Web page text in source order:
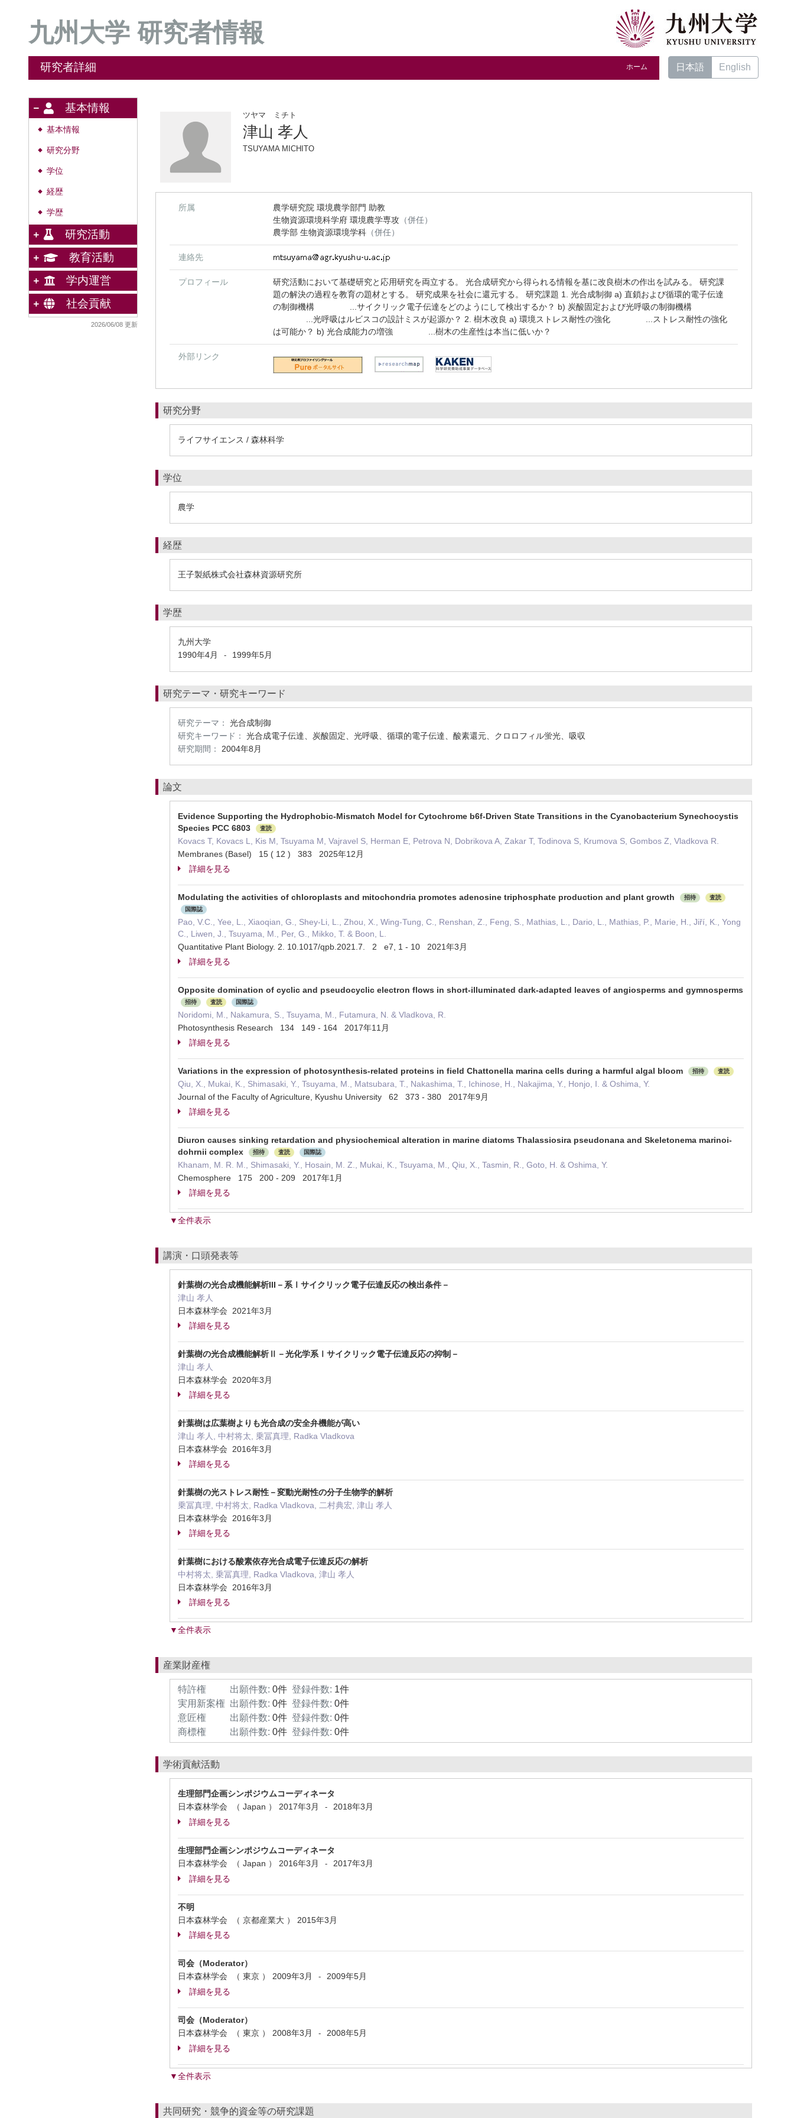
九州大学 研究者情報
研究者詳細 ホーム 日本語 English
基本情報
◆ 基本情報
◆ 研究分野
◆ 学位
◆ 経歴
◆ 学歴
研究活動
教育活動
学内運営
社会貢献
2026/06/08 更新
ツヤマ ミチト
津山 孝人
TSUYAMA MICHITO
所属
農学研究院 環境農学部門 助教
生物資源環境科学府 環境農学専攻 （併任）
農学部 生物資源環境学科 （併任）
連絡先
プロフィール
研究活動において基礎研究と応用研究を両立する。 光合成研究から得られる情報を基に改良樹木の作出を試みる。 研究課
題の解決の過程を教育の題材とする。 研究成果を社会に還元する。 研究課題 1. 光合成制御 a) 直鎖および循環的電子伝達
の制御機構 ...サイクリック電子伝達をどのようにして検出するか？ b) 炭酸固定および光呼吸の制御機構
...光呼吸はルビスコの設計ミスが起源か？ 2. 樹木改良 a) 環境ストレス耐性の強化 ...ストレス耐性の強化
は可能か？ b) 光合成能力の増強 ...樹木の生産性は本当に低いか？
外部リンク
研究分野
ライフサイエンス / 森林科学
学位
農学
経歴
王子製紙株式会社森林資源研究所
学歴
九州大学
1990年4月
- 1999年5月
研究テーマ・研究キーワード
研究テーマ：
光合成制御
研究キーワード：
光合成電子伝達、炭酸固定、光呼吸、循環的電子伝達、酸素還元、クロロフィル蛍光、吸収
研究期間：
2004年8月
論文
Evidence Supporting the Hydrophobic-Mismatch Model for Cytochrome b6f-Driven State Transitions in the Cyanobacterium Synechocystis
Species PCC 6803
査読
Kovacs T, Kovacs L, Kis M, Tsuyama M, Vajravel S, Herman E, Petrova N, Dobrikova A, Zakar T, Todinova S, Krumova S, Gombos Z, Vladkova R.
Membranes (Basel) 15 ( 12 ) 383 2025年12月
詳細を見る
Modulating the activities of chloroplasts and mitochondria promotes adenosine triphosphate production and plant growth 招待
査読
国際誌
Pao, V.C., Yee, L., Xiaoqian, G., Shey-Li, L., Zhou, X., Wing-Tung, C., Renshan, Z., Feng, S., Mathias, L., Dario, L., Mathias, P., Marie, H., Jiří, K., Yong
C., Liwen, J., Tsuyama, M., Per, G., Mikko, T. & Boon, L.
Quantitative Plant Biology. 2. 10.1017/qpb.2021.7. 2 e7, 1 - 10 2021年3月
詳細を見る
Opposite domination of cyclic and pseudocyclic electron flows in short-illuminated dark-adapted leaves of angiosperms and gymnosperms
招待 査読 国際誌
Noridomi, M., Nakamura, S., Tsuyama, M., Futamura, N. & Vladkova, R.
Photosynthesis Research 134 149 - 164 2017年11月
詳細を見る
Variations in the expression of photosynthesis-related proteins in field Chattonella marina cells during a harmful algal bloom 招待 査読
Qiu, X., Mukai, K., Shimasaki, Y., Tsuyama, M., Matsubara, T., Nakashima, T., Ichinose, H., Nakajima, Y., Honjo, I. & Oshima, Y.
Journal of the Faculty of Agriculture, Kyushu University 62 373 - 380 2017年9月
詳細を見る
Diuron causes sinking retardation and physiochemical alteration in marine diatoms Thalassiosira pseudonana and Skeletonema marinoi-
dohrnii complex
招待 査読 国際誌
Khanam, M. R. M., Shimasaki, Y., Hosain, M. Z., Mukai, K., Tsuyama, M., Qiu, X., Tasmin, R., Goto, H. & Oshima, Y.
Chemosphere 175 200 - 209 2017年1月
詳細を見る
▼全件表示
講演・口頭発表等
針葉樹の光合成機能解析III－系Ⅰサイクリック電子伝達反応の検出条件－
津山 孝人
日本森林学会 2021年3月
詳細を見る
針葉樹の光合成機能解析Ⅱ－光化学系Ⅰサイクリック電子伝達反応の抑制－
津山 孝人
日本森林学会 2020年3月
詳細を見る
針葉樹は広葉樹よりも光合成の安全弁機能が高い
津山 孝人, 中村将太, 乗冨真理, Radka Vladkova
日本森林学会 2016年3月
詳細を見る
針葉樹の光ストレス耐性－変動光耐性の分子生物学的解析
乗冨真理, 中村将太, Radka Vladkova, 二村典宏, 津山 孝人
日本森林学会 2016年3月
詳細を見る
針葉樹における酸素依存光合成電子伝達反応の解析
中村将太, 乗冨真理, Radka Vladkova, 津山 孝人
日本森林学会 2016年3月
詳細を見る
▼全件表示
産業財産権
特許権 出願件数: 0件 登録件数: 1件
実用新案権 出願件数: 0件 登録件数: 0件
意匠権
出願件数: 0件 登録件数: 0件
商標権
出願件数: 0件 登録件数: 0件
学術貢献活動
生理部門企画シンポジウムコーディネータ
日本森林学会 （ Japan ） 2017年3月 -
2018年3月
詳細を見る
生理部門企画シンポジウムコーディネータ
日本森林学会 （ Japan ） 2016年3月 -
2017年3月
詳細を見る
不明
日本森林学会 （ 京都産業大 ） 2015年3月
詳細を見る
司会（Moderator）
日本森林学会 （ 東京 ） 2009年3月 -
2009年5月
詳細を見る
司会（Moderator）
日本森林学会 （ 東京 ） 2008年3月 -
2008年5月
詳細を見る
▼全件表示
共同研究・競争的資金等の研究課題